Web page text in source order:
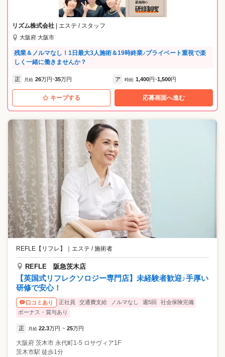
り平均1.5～2時間ほどです。 （カウンセリングは別担当が行いま
す。） ・予約制なので1日のスケジュ－ルが把握しやすい環境です。 詳
しいお仕事内容やお店の雰囲気をご覧になりたい方は、ぜひ一度ご応募
ください。 キャリアアップ制度有り☆ STEP1☆ エステティシャン見習
・・・エステティシャンになる為の美容知識・技術習得(平均3〜6ヶ月)
デビューしながら学べます♪ STEP2☆ エステティシャン・・・会員様へ
おもてなしの心で接客・施術をし、効果を身近に実感♪ STEP3☆ カウン
て最適なコースの提案・施術をしお客様の「ありがとう」に喜びを感じ
ます♪ STEP4☆ 主任・チーフ ・・・店長・次長のサポート役としてスタ
ッフ・顧客を管理しお店の運営に携われます♪ STEP5☆ 店長・次
長・・・・・スタッフ教育・顧客管理・売上管理と幅広い業務でリーダ
リズム株式会社 | エステ / スタッフ
大阪府 大阪市
残業＆ノルマなし！1日最大3人施術＆19時終業♪プライベート重視で楽
しく一緒に働きませんか？
正 月給 26万円~35万円 ア 時給 1,400円~1,500円
キープする 応募画面へ進む
REFLE【リフレ】 ｜ エステ / 施術者
REFLE 阪急茨木店
【英国式リフレクソロジー専門店】未経験者歓迎♪手厚い
研修で安心！
口コミあり 正社員 交通費支給 ノルマなし 週5回
社会保険完備
ボーナス・賞与あり
正 月給 22.3万円 ~ 25万円
大阪府 茨木市 永代町1-5 ロサヴィア1F
茨木市駅 徒歩1分